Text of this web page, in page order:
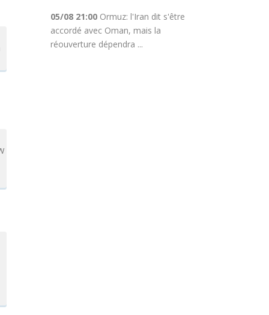
05/08 21:00Ormuz: l'Iran dit s'être
accordé avec Oman, mais la
réouverture dépendra ...